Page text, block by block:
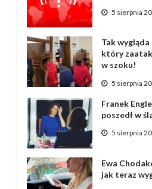
5 sierpnia
Tak
który
w szoku!
5 sierpnia
Franek
poszedł w
5 sierpnia
Ewa
jak teraz